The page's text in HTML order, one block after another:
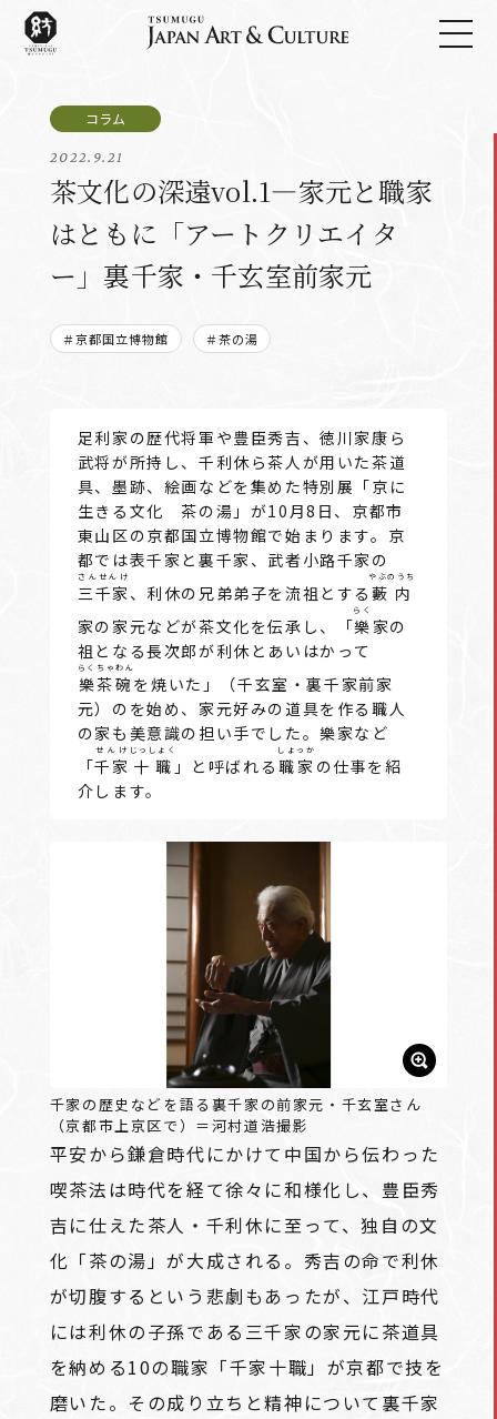
2022.9.21
茶文化の深遠vol.1―家元と職家
はともに「アートクリエイタ
ー」裏千家・千玄室前家元
＃京都国立博物館 ＃茶の湯
足利家の歴代将軍や豊臣秀吉、徳川家康ら
武将が所持し、千利休ら茶人が用いた茶道
具、墨跡、絵画などを集めた特別展「京に
生きる文化 茶の湯」が10月8日、京都市
東山区の京都国立博物館で始まります。京
都では表千家と裏千家、武者小路千家の
三千家
さんせんけ
、利休の兄弟弟子を流祖とする 藪内
やぶのうち
家の家元などが茶文化を伝承し、「樂
らく
家の
祖となる長次郎が利休とあいはかって
樂茶碗
らくちゃわん
を焼いた」（千玄室・裏千家前家
元）のを始め、家元好みの道具を作る職人
の家も美意識の担い手でした。樂家など
「千家
せんけ
十職
じっしょく
」と呼ばれる 職家
しょっか
の仕事を紹
介します。
千家の歴史などを語る裏千家の前家元・千玄室さん
（京都市上京区で）＝河村道浩撮影
平安から鎌倉時代にかけて中国から伝わった
喫茶法は時代を経て徐々に和様化し、豊臣秀
吉に仕えた茶人・千利休に至って、独自の文
化「茶の湯」が大成される。秀吉の命で利休
が切腹するという悲劇もあったが、江戸時代
には利休の子孫である三千家の家元に茶道具
を納める10の職家「千家十職」が京都で技を
磨いた。その成り立ちと精神について裏千家